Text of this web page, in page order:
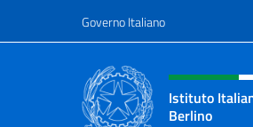
Governo Italiano
Intestazione
Istituto
Berlino